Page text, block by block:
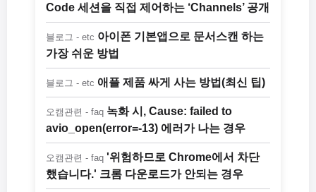
Code 세션을 직접 제어하는 ‘Channels’ 공개
블로그 - etc 아이폰 기본앱으로 문서스캔 하는
가장 쉬운 방법
블로그 - etc 애플 제품 싸게 사는 방법(최신 팁)
오캠관련 - faq 녹화 시, Cause: failed to
avio_open(error=-13) 에러가 나는 경우
오캠관련 - faq '위험하므로 Chrome에서 차단
했습니다.' 크롬 다운로드가 안되는 경우